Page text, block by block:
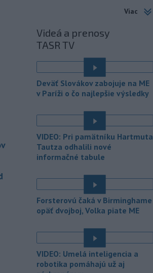
Slovenská polícia prispela k
ktorý sa podarilo ukončiť
právoplatným odsúdením páchateľa v
15:21 - Piatkový požiar v
bratislavskej rafinérii Slovnaft je
pod kontrolou.Príčina jeho vzniku
TASR to potvrdil hovorca rafinérie
Anton Molnár.
15:17 - Ministerstvo kultúry (MK) SR
upraví verziu opatrenia o
pôsobnosti rezortu.
14:17 -
V bratislavskej rafinérii
Slovnaft horí uskladnený ropný
produkt.
TASR o tom informovala
rafinéria s tým, že obyvateľom nehrozí
13:50 - Jedným zo zdravotných rizík
na festivale môže byť vyššia
Viac
Videá a prenosy
TASR TV
Deväť Slovákov zabojuje na ME
v Paríži o čo najlepšie výsledky
VIDEO: Pri pamätníku Hartmuta
Tautza odhalili nové
informačné tabule
Forsterovú čaká v Birminghame
opäť dvojboj, Volka piate ME
VIDEO: Umelá inteligencia a
robotika pomáhajú už aj